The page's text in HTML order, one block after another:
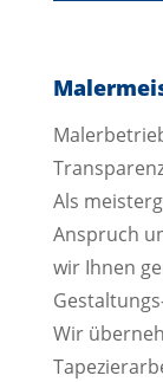
Als
Anspruch
wir Ihnen
Wir